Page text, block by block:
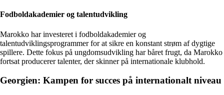
Fodboldakademier og talentudvikling
Marokko har investeret i fodboldakademier og
talentudviklingsprogrammer for at sikre en konstant strøm af dygtige
spillere. Dette fokus på ungdomsudvikling har båret frugt, da Marokko
fortsat producerer talenter, der skinner på internationale klubhold.
Georgien: Kampen for succes på internationalt niveau